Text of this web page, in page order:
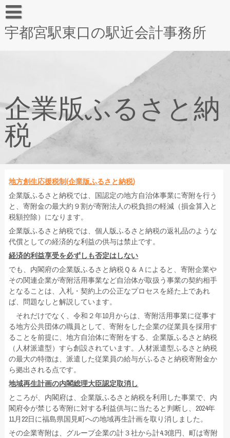
宇都宮駅東口の駅近会計事務所
企業版ふるさと納
税
地方創生応援税制(企業版ふるさと納税)
企業版ふるさと納税では、国認定の地方自治体事業に寄附を行う
と、寄附金の最大約９割が寄附法人の税負担の軽減（損金算入と
税額控除）になります。
企業版ふるさと納税では、個人版ふるさと納税の返礼品のような
代償としての経済的な利益の供与は禁止です。
経済的利益享受を必ずしも否定はしない
でも、内閣府の企業版ふるさと納税Ｑ＆Ａによると、寄附企業や
その関連企業が寄附活用事業など自治体が取扱う事業の契約相手
となることは、入札・契約上の公正なプロセスを経た上であれ
ば、問題なしと解説しています。
それだけでなく、令和２年10月からは、寄附活用事業に従事す
る地方公共団体の職員として、寄附をした企業の従業員を採用す
ることを前提に、地方自治体に寄附をする、企業版ふるさと納税
（人材派遣型）すら創設されています。人材派遣型ふるさと納税
の最大の特徴は、派遣した従業員の給与がふるさと納税寄附金か
ら拠出される点です。
地域再生計画の内閣総理大臣認定取消し
ところが、内閣府は、企業版ふるさと納税を利用した事業で、内
閣府令が禁じる寄附に対する利益供与に当たると判断し、2024年
11月22日に福島県国見町への地域再生計画を取り消しました。
その企業寄附は、グループ企業の計３社から計4.3億円、町は寄附